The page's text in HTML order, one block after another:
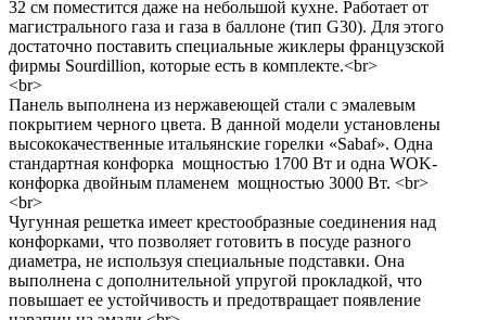
32 см поместится даже на небольшой кухне. Работает от
магистрального газа и газа в баллоне (тип G30). Для этого
достаточно поставить специальные жиклеры французской
фирмы Sourdillion, которые есть в комплекте.<br>
<br>
Панель выполнена из нержавеющей стали с эмалевым
покрытием черного цвета. В данной модели установлены
высококачественные итальянские горелки «Sabaf». Одна
стандартная конфорка мощностью 1700 Вт и одна WOK-
конфорка двойным пламенем мощностью 3000 Вт. <br>
<br>
Чугунная решетка имеет крестообразные соединения над
конфорками, что позволяет готовить в посуде разного
диаметра, не используя специальные подставки. Она
выполнена с дополнительной упругой прокладкой, что
повышает ее устойчивость и предотвращает появление